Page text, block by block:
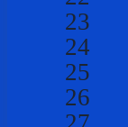
23
24
25
26